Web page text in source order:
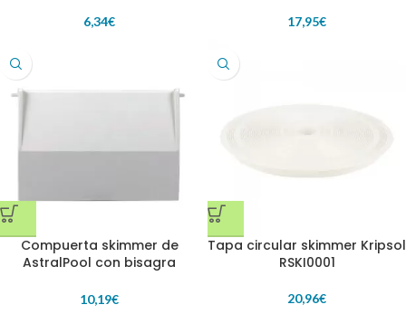
6,34€ 17,95€
Compuerta skimmer de
AstralPool con bisagra
10,19€
Tapa circular skimmer Kripsol
RSKI0001
20,96€